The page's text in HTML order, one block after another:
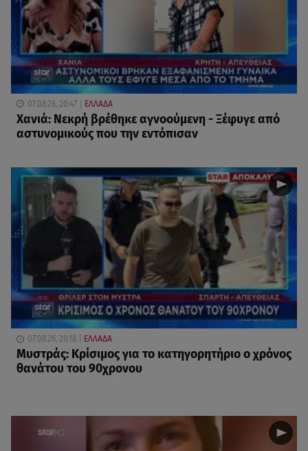
07.08.26, 20:47 ΕΛΛΑΔΑ
Χανιά: Νεκρή βρέθηκε αγνοούμενη - Ξέφυγε από
αστυνομικούς που την εντόπισαν
07.08.26, 20:18 ΕΛΛΑΔΑ
Μυστράς: Κρίσιμος για το κατηγορητήριο ο χρόνος
θανάτου του 90χρονου